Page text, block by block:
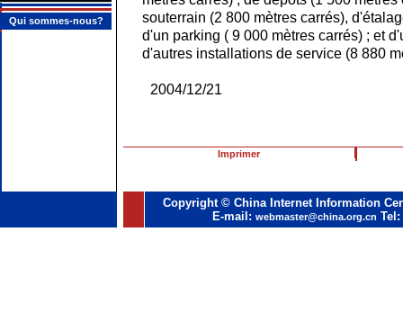
Qui sommes-nous?
souterrain (2 800 mètres carrés),
d'un parking ( 9 000 mètres carrés) ; et
d'autres installations de service (8 880
2004/12/21
Imprimer
Copyright © China Internet Information
E-mail: webmaster@china.org.cn Tel: